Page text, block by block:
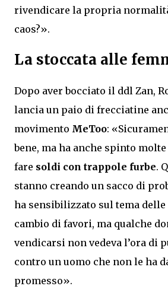
rivendicare la propria
caos?».
La stoccata alle
Dopo aver bocciato il ddl Zan,
lancia un paio di frecciatine
movimento MeToo:
bene, ma ha anche spinto molte
fare soldi con trappole furbe.
stanno creando un sacco di
ha sensibilizzato sul tema
cambio di favori, ma qualche
vendicarsi non vedeva l’ora di
contro un uomo che non le ha
promesso».